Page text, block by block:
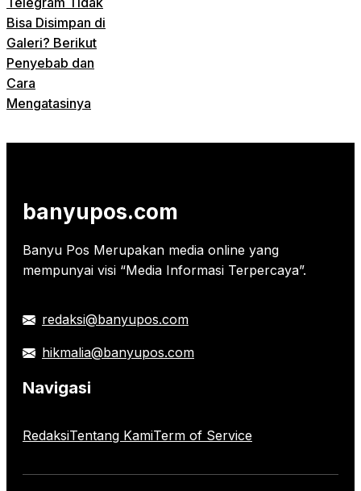
Bisa Disimpan di
Galeri? Berikut
Penyebab dan
Cara
Mengatasinya
banyupos.com
Banyu Pos Merupakan media online yang
mempunyai visi “Media Informasi Terpercaya”.
redaksi@banyupos.com
hikmalia@banyupos.com
Navigasi
RedaksiTentang KamiTerm of Service